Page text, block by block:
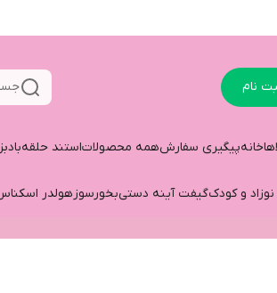
نام
خانهپیگیری سفارشهمه محصولاتاستند حلقه
و کودکگیفت آینه دستیبخورسوزهولدر